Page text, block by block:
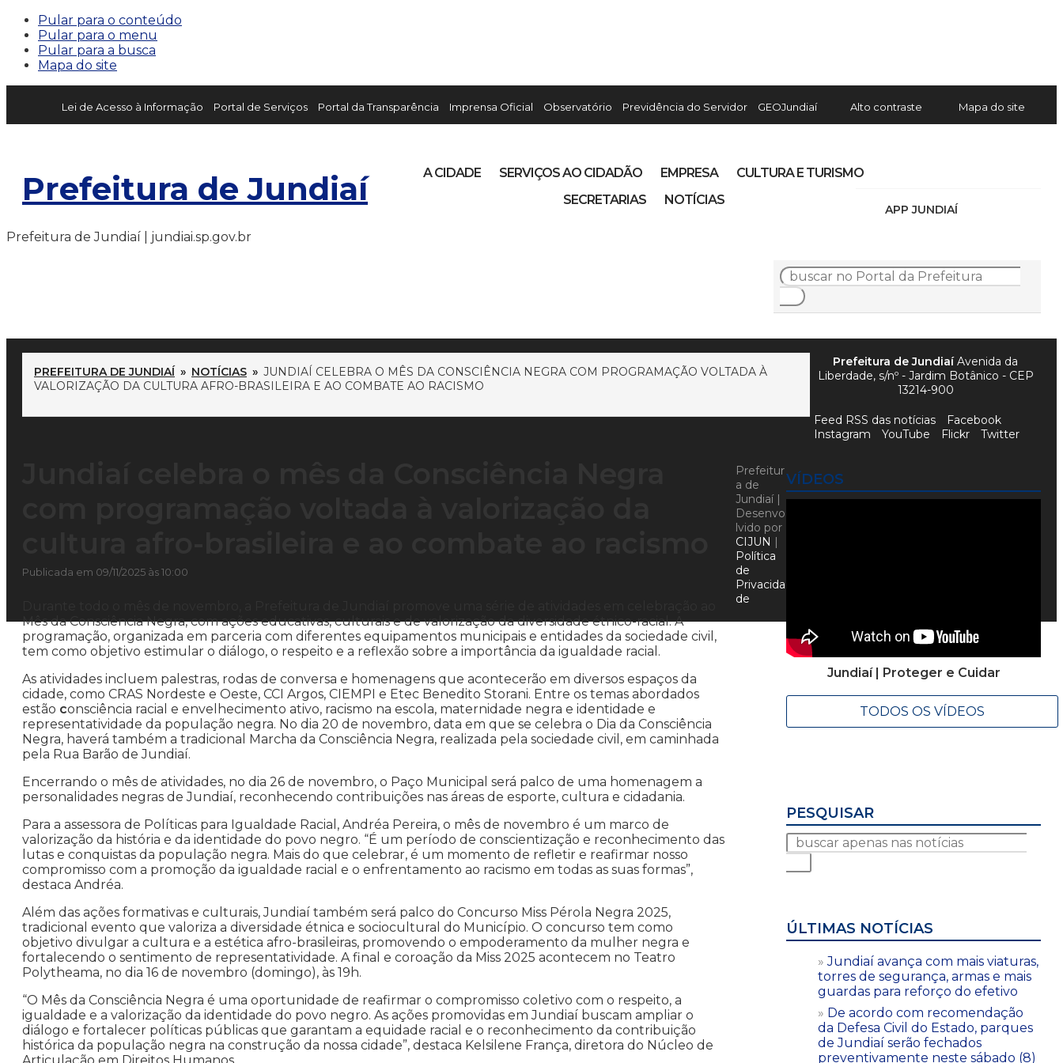
Pular para o conteúdo
Pular para o menu
Pular para a busca
Mapa do site
Lei de Acesso à Informação Portal de Serviços Portal da Transparência Imprensa Oficial Observatório Previdência do Servidor GEOJundiaí Alto contraste Mapa do site
Prefeitura de Jundiaí
APP JUNDIAÍ
A CIDADE SERVIÇOS AO CIDADÃO EMPRESA
CULTURA E TURISMO
SECRETARIAS
NOTÍCIAS
Prefeitura de Jundiaí | jundiai.sp.gov.br
PREFEITURA DE JUNDIAÍ » NOTÍCIAS » JUNDIAÍ CELEBRA O MÊS DA CONSCIÊNCIA NEGRA COM PROGRAMAÇÃO VOLTADA À
VALORIZAÇÃO DA CULTURA AFRO-BRASILEIRA E AO COMBATE AO RACISMO
Publicada em 09/11/2025 às 10:00
Mês da Consciência Negra, com ações educativas, culturais e de valorização da diversidade étnico-racial. A
programação, organizada em parceria com diferentes equipamentos municipais e entidades da sociedade civil,
tem como objetivo estimular o diálogo, o respeito e a reflexão sobre a importância da igualdade racial.
As atividades incluem palestras, rodas de conversa e homenagens que acontecerão em diversos espaços da
cidade, como CRAS Nordeste e Oeste, CCI Argos, CIEMPI e Etec Benedito Storani. Entre os temas abordados
estão consciência racial e envelhecimento ativo, racismo na escola, maternidade negra e identidade e
representatividade da população negra. No dia 20 de novembro, data em que se celebra o Dia da Consciência
Negra, haverá também a tradicional Marcha da Consciência Negra, realizada pela sociedade civil, em caminhada
pela Rua Barão de Jundiaí.
Encerrando o mês de atividades, no dia 26 de novembro, o Paço Municipal será palco de uma homenagem a
personalidades negras de Jundiaí, reconhecendo contribuições nas áreas de esporte, cultura e cidadania.
Para a assessora de Políticas para Igualdade Racial, Andréa Pereira, o mês de novembro é um marco de
valorização da história e da identidade do povo negro. “É um período de conscientização e reconhecimento das
lutas e conquistas da população negra. Mais do que celebrar, é um momento de refletir e reafirmar nosso
compromisso com a promoção da igualdade racial e o enfrentamento ao racismo em todas as suas formas”,
destaca Andréa.
Além das ações formativas e culturais, Jundiaí também será palco do Concurso Miss Pérola Negra 2025,
tradicional evento que valoriza a diversidade étnica e sociocultural do Município. O concurso tem como
objetivo divulgar a cultura e a estética afro-brasileiras, promovendo o empoderamento da mulher negra e
fortalecendo o sentimento de representatividade. A final e coroação da Miss 2025 acontecem no Teatro
Polytheama, no dia 16 de novembro (domingo), às 19h.
“O Mês da Consciência Negra é uma oportunidade de reafirmar o compromisso coletivo com o respeito, a
igualdade e a valorização da identidade do povo negro. As ações promovidas em Jundiaí buscam ampliar o
diálogo e fortalecer políticas públicas que garantam a equidade racial e o reconhecimento da contribuição
histórica da população negra na construção da nossa cidade”, destaca Kelsilene França, diretora do Núcleo de
VÍDEOS
Jundiaí | Proteger e Cuidar
TODOS OS VÍDEOS
PESQUISAR
ÚLTIMAS NOTÍCIAS
Jundiaí avança com mais viaturas,
torres de segurança, armas e mais
guardas para reforço do efetivo
De acordo com recomendação
da Defesa Civil do Estado, parques
de Jundiaí serão fechados
preventivamente neste sábado (8)
Prefeitura de JundiaíAvenida da
Liberdade, s/nº - Jardim Botânico - CEP
13214-900
Feed RSS das notícias
Facebook
Instagram
YouTube Flickr Twitter
Prefeitur
a de
Jundiaí |
Desenvo
lvido por
CIJUN |
Política
de
Privacida
de